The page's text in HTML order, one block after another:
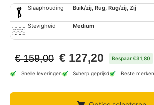
Slaaphouding Buik/zij, Rug, Rug/zij, Zij
Stevigheid Medium
€159,00 € 127,20 Bespaar €31,80
Snelle leveringen Scherp geprijsd Beste merken